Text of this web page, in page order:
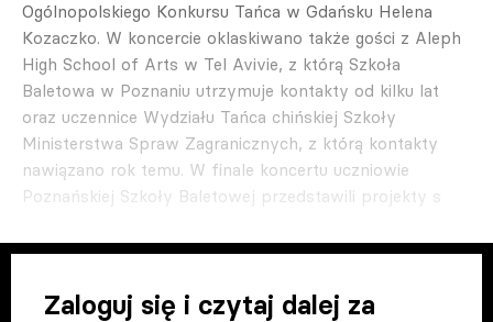
Ogólnopolskiego Konkursu Tańca w Gdańsku Helena
Kozaczko. W koncercie oklaskiwano także gości z Aleph
High School of Arts w Tel Avivie, z którą Szkoła
Baletowa w Poznaniu utrzymuje kontakty od kilku lat
oraz uczennice Wydziału Tańca chińskiej Szkoły
Ministerstwa Spraw Zagranicznych, z którą kontakty
nawiązano rok temu. W finale koncertu uczniowie
Poznańskiej Szkoły Baletowej przedstawili projekty s
Zaloguj się i czytaj dalej za